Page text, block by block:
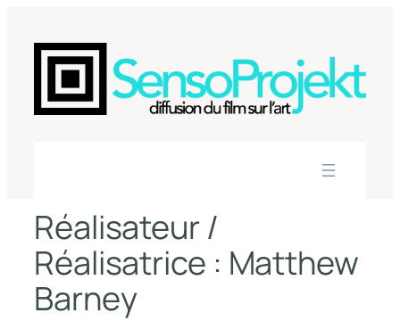
contenu
Réalisateur /
Réalisatrice : Matthew
Barney